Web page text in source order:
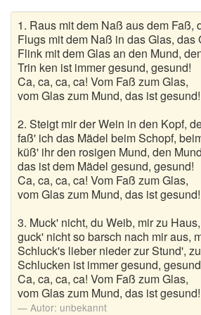
Romantische Lieder
Schlaflieder
Schöne Lieder
Sommerlieder
Trauerlieder
Trinklieder
Volkslieder
Wanderlieder
Weihnachtslieder
Winterlieder
Zufallslied
1. Raus mit dem Naß aus dem Faß,
Flugs mit dem Naß in das Glas, das
Flink mit dem Glas an den Mund,
Trin ken ist immer gesund, gesund!
Ca, ca, ca, ca! Vom Faß zum Glas,
vom Glas zum Mund, das ist gesund!
2. Steigt mir der Wein in den Kopf,
faß' ich das Mädel beim Schopf,
küß' ihr den rosigen Mund, den
das ist dem Mädel gesund, gesund!
Ca, ca, ca, ca! Vom Faß zum Glas,
vom Glas zum Mund, das ist gesund!
3. Muck' nicht, du Weib, mir zu
guck' nicht so barsch nach mir aus,
Schluck's lieber nieder zur Stund',
Schlucken ist immer gesund,
Ca, ca, ca, ca! Vom Faß zum Glas,
vom Glas zum Mund, das ist gesund!
Autor: unbekannt